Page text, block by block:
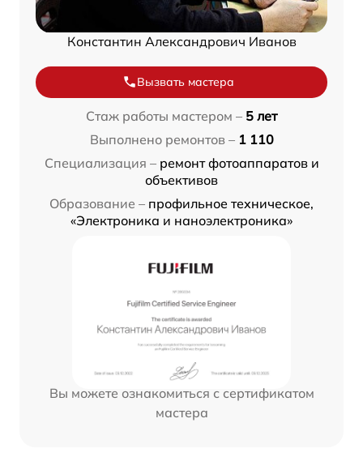
Константин Александрович Иванов
Вызвать мастера
Стаж работы мастером – 5 лет
Выполнено ремонтов – 1 110
Специализация – ремонт фотоаппаратов и
объективов
Образование – профильное техническое,
«Электроника и наноэлектроника»
Вы можете ознакомиться с сертификатом
мастера